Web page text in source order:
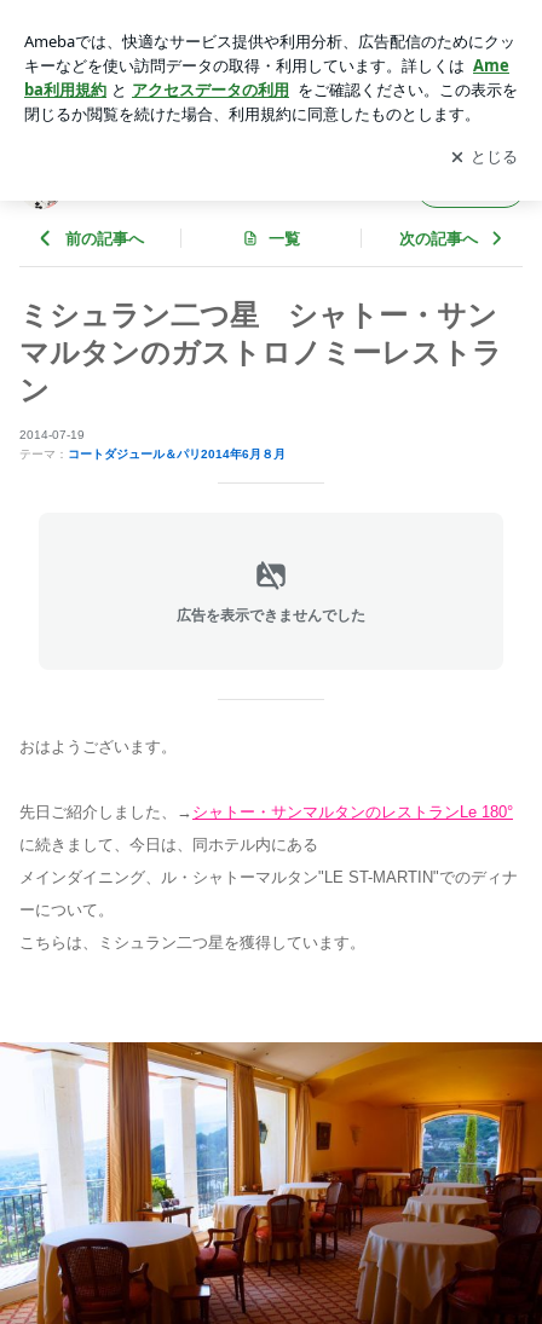
レストラン | 台湾の日常 時々海外
アプリをダウンロードして ブログの更新通知
を受け取りまし
ょう。
開く
前の記事へ 一覧 次の記事へ
ミシュラン二つ星 シャトー・サン
マルタンのガストロノミーレストラ
ン
2014-07-19
テーマ： コートダジュール＆パリ2014年6月８月
広告を表示できませんでした
おはようございます。
先日ご紹介しました、→ シャトー・サンマルタンのレストランLe 180°
に続きまして、今日は、同ホテル内にある
メインダイニング、ル・シャトーマルタン"LE ST-MARTIN"でのディナ
ーについて。
こちらは、ミシュラン二つ星を獲得しています。